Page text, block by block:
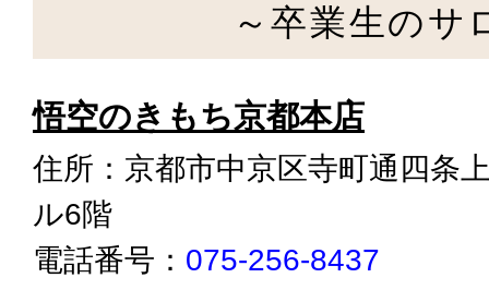
～卒業生のサ
悟空のきもち京都本店
住所：京都市中京区寺町通四条
ル6階
電話番号： 075-256-8437